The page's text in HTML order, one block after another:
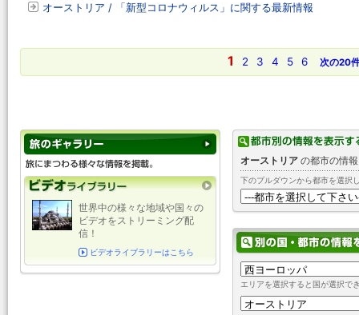
オーストリア / 「新型コロナウィルス」に関する最新情報
1 2 3 4 5 6 次の20
オーストリア の都市の情
下のプルダウンから都市を選択
エリアを選択すると国が選択で
世界中の様々な地域や国々の
ビデオをストリーミング配
信！
ビデオライブラリーはこちら